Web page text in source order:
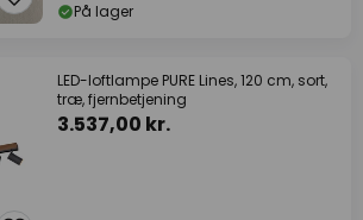
På lager
LED-loftlampe PURE Lines, 120 cm, sort,
træ, fjernbetjening
3.537,00 kr.